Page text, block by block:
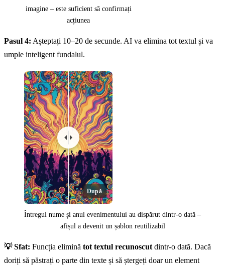
imagine – este suficient să confirmați
acțiunea
Pasul 4: Așteptați 10–20 de secunde. AI va elimina tot textul și va
umple inteligent fundalul.
După
Întregul nume și anul evenimentului au dispărut dintr-o dată –
afișul a devenit un șablon reutilizabil
💡 Sfat: Funcția elimină tot textul recunoscut dintr-o dată. Dacă
doriți să păstrați o parte din texte și să ștergeți doar un element